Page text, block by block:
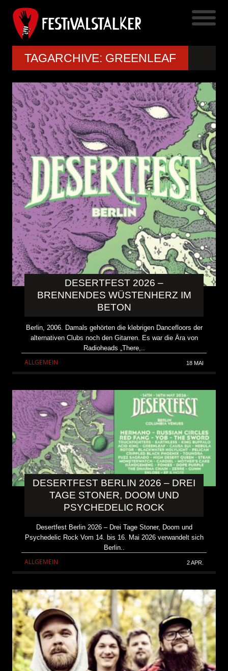
TAGARCHIVE: GREENLEAF
DESERTFEST 2026 –
BRENNENDES WÜSTENHERZ IM
BETON
Berlin, 2006. Damals gehörten die klebrigen Dancefloors der
alternativen Clubs noch den Gitarren. Es war die Ära von
Radioheads „There,..
ALLGEMEIN 18 MAI
DESERTFEST BERLIN 2026 – DREI
TAGE STONER, DOOM UND
PSYCHEDELIC ROCK
Desertfest Berlin 2026 – Drei Tage Stoner, Doom und
Psychedelic Rock Vom 14. bis 16. Mai 2026 verwandelt sich
Berlin..
ALLGEMEIN 2 APR.